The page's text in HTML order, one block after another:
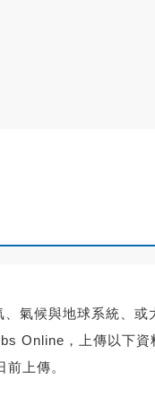
氣候與地球系統、 或
Online，上傳以下資
上傳。